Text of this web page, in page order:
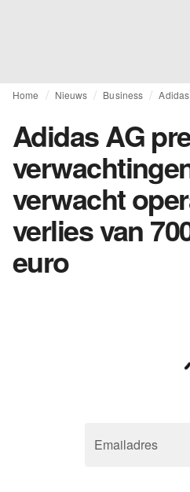
Home Nieuws Business
Adidas AG
verwacht
verlies van
euro
Emailadres